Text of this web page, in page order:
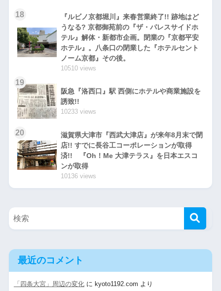
18
『ルビノ京都堀川』来春営業終了!! 跡地はど
うなる? 京都御苑前の『ザ・パレスサイドホ
テル』解体・新都市企画。閉業の『京都平安
ホテル』。八条口の閉業した『ホテルセント
ノーム京都』その後。
10510 views
19
阪急『洛西口』駅 西側にホテルや商業施設を
誘致!!
10233 views
20
滋賀県大津市『西武大津店』が来年8月末で閉
店!! すでに長谷工コーポレーションが取得
済!! 『Oh！Me 大津テラス』を日本エスコ
ンが取得
10136 views
最近のコメント
「四条大宮」周辺の変化に kyoto1192.com より